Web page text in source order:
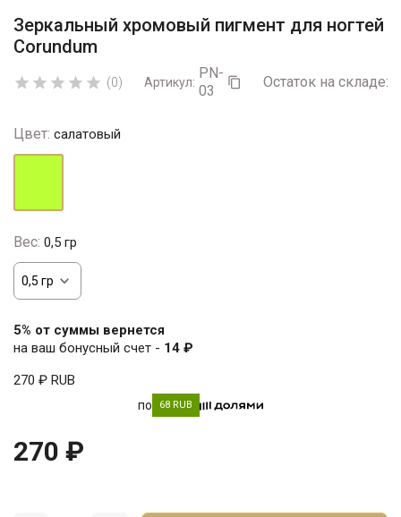
Зеркальный хромовый пигмент для ногтей
Corundum
     (0) Артикул:
PN-
03
 Остаток на складе:
Цвет: салатовый
Вес: 0,5 гр
5% от суммы вернется
на ваш бонусный счет - 14 ₽
270 ₽ RUB
по 68 RUB
270 ₽